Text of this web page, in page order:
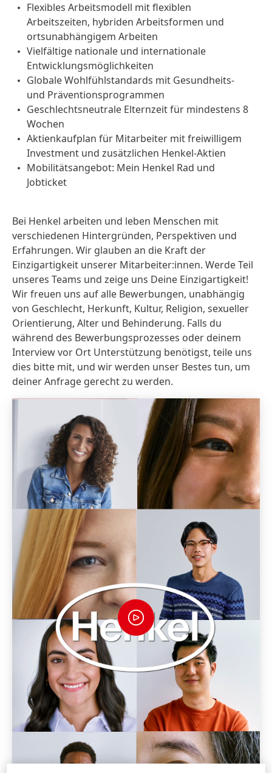
Flexibles Arbeitsmodell mit flexiblen
Arbeitszeiten, hybriden Arbeitsformen und
ortsunabhängigem Arbeiten
Vielfältige nationale und internationale
Entwicklungsmöglichkeiten
Globale Wohlfühlstandards mit Gesundheits-
und Präventionsprogrammen
Geschlechtsneutrale Elternzeit für mindestens 8
Wochen
Aktienkaufplan für Mitarbeiter mit freiwilligem
Investment und zusätzlichen Henkel-Aktien
Mobilitätsangebot: Mein Henkel Rad und
Jobticket
Bei Henkel arbeiten und leben Menschen mit
verschiedenen Hintergründen, Perspektiven und
Erfahrungen. Wir glauben an die Kraft der
Einzigartigkeit unserer Mitarbeiter:innen. Werde Teil
unseres Teams und zeige uns Deine Einzigartigkeit!
Wir freuen uns auf alle Bewerbungen, unabhängig
von Geschlecht, Herkunft, Kultur, Religion, sexueller
Orientierung, Alter und Behinderung. Falls du
während des Bewerbungsprozesses oder deinem
Interview vor Ort Unterstützung benötigst, teile uns
dies bitte mit, und wir werden unser Bestes tun, um
deiner Anfrage gerecht zu werden.